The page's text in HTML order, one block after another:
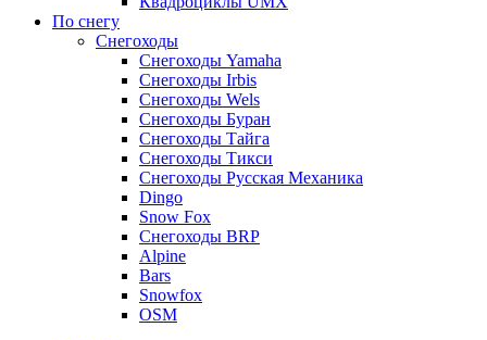
По снегу
Снегоходы
Снегоходы Yamaha
Снегоходы Irbis
Снегоходы Wels
Снегоходы Буран
Снегоходы Тайга
Снегоходы Тикси
Снегоходы Русская Механика
Dingo
Snow Fox
Снегоходы BRP
Alpine
Bars
Snowfox
OSM